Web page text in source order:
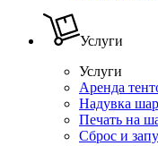
Услуги
Услуги
Аренда
Надувка
Печать на
Сброс и